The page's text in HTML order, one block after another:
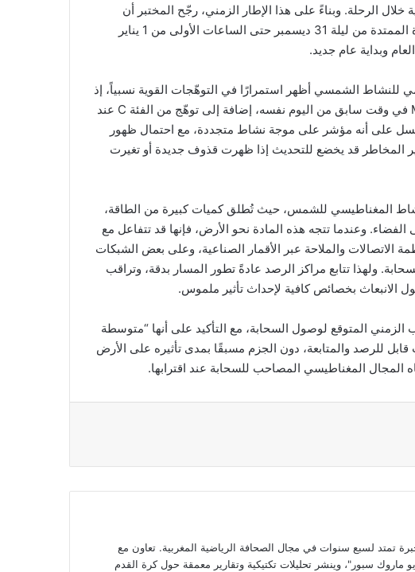
الرحلة. وبناءً على هذا الإطار الزمني، رجّح المختبر أن
تلامس السحابة المجال القريب من الأرض في الفترة الممتدة من ليلة 31 ديسمبر حتى الساعات الأولى من 1 يناير
للنشاط الشمسي أظهر استمرارًا في التوهّجات القوية نسبياً، إذ
جرى تسجيل ثلاثة توهّجات شمسية أخرى من الفئة M في وقت سابق من اليوم نفسه، إضافة إلى توهّج من الفئة C عند
التسلسل على أنه مؤشر على موجة نشاط متجددة، مع احتمال ظهور
المخاطر قد يخضع للتحديث إذا ظهرت قذوف جديدة أو تغيرت
المغناطيسي للشمس، حيث تُطلق كميات كبيرة من الطاقة،
وعندما تتجه هذه المادة نحو الأرض، فإنها قد تتفاعل مع
والملاحة عبر الأقمار الصناعية، وعلى بعض الشبكات
ولهذا تتابع مراكز الرصد عادةً تطور المسار بدقة، وتراقب
بخصائص كافية لإحداث تأثير ملموس.
المتوقع لوصول السحابة، مع التأكيد على أنها “متوسطة
للرصد والمتابعة، دون الجزم مسبقًا بمدى تأثيره على الأرض
المجال المغناطيسي المصاحب للسحابة عند اقترابها.
لسبع سنوات في مجال الصحافة الرياضية المغربية. تعاون مع
سبور"، وينشر تحليلات تكتيكية وتقارير معمقة حول كرة القدم